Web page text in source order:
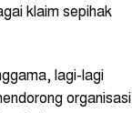
klaim sepihak
lagi-lagi
organisasi